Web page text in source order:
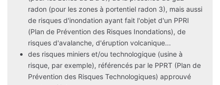
radon (pour les zones à portentiel radon 3), mais aussi
de risques d'inondation ayant fait l'objet d'un PPRI
(Plan de Prévention des Risques Inondations), de
risques d'avalanche, d'éruption volcanique...
des risques miniers et/ou technologique (usine à
risque, par exemple), référencés par le PPRT (Plan de
Prévention des Risques Technologiques) approuvé